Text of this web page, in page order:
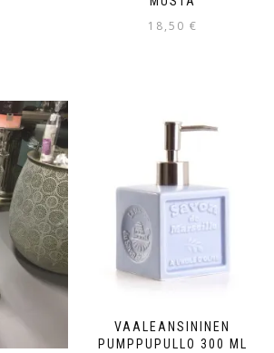
18,50 €
VAALEANSININEN
PUMPPUPULLO 300 ML